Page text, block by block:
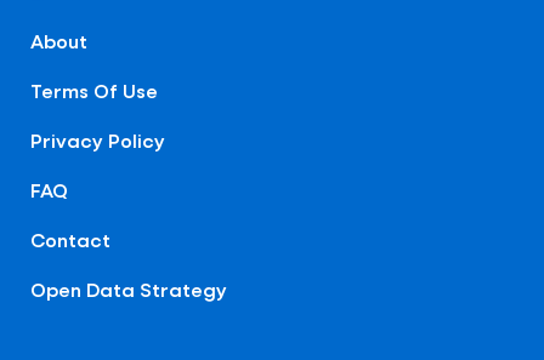
About
Terms Of Use
Privacy Policy
FAQ
Contact
Open Data Strategy